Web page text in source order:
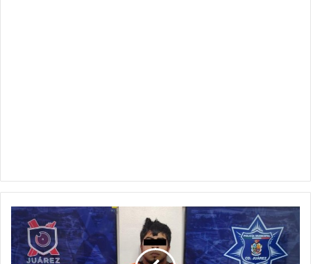
Lo
sorprenden
con
p1st0la